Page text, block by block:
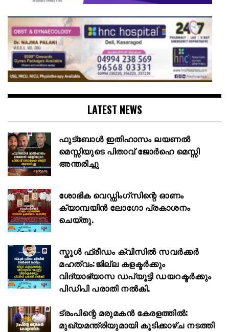
LATEST NEWS
ഫുട്ബോൾ ഇതിഹാസം ലയണൽ
മെസ്സിയുടെ പിതാവ് ജോർഹെ മെസ്സി
അന്തരിച്ചു
ശോഭിക വെഡ്ഡിംഗ്സിന്റെ ഓണം
ക്യാമ്പയിൻ ലോഗോ പ്രകാശനം
ചെയ്തു.
സ്കൂള്‍ ഫ്രീഡം ക്വിസില്‍ സവര്‍ക്കര്‍
മഹത്വം:ജില്ല കളക്ടര്‍ക്കും
വിദ്യാഭ്യാസ ഡപ്യൂട്ടി ഡയറക്ടര്‍ക്കും
പിഡിപി പരാതി നല്‍കി.
ട്രംപിന്റെ മരുമകൻ കേരളത്തിൽ:
മുഖ്യമന്ത്രിയുമായി കൂടിക്കാഴ്ച നടത്തി